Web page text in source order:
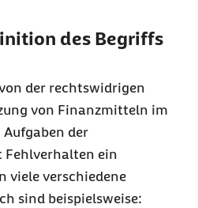
des Begriffs
der rechtswidrigen
von Finanzmitteln im
der
Fehlverhalten ein
viele verschiedene
sind beispielsweise: